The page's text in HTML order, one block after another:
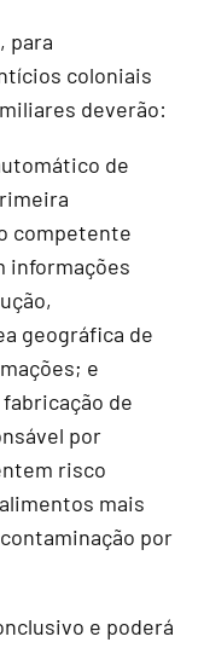
para
coloniais
deverão:
de
competente
informações
geográfica de
e
de
por
risco
mais
por
e poderá